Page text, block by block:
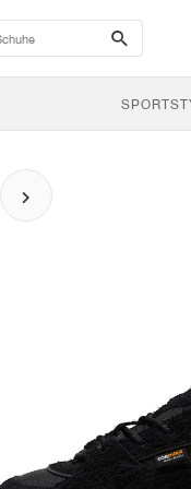
search-
btn